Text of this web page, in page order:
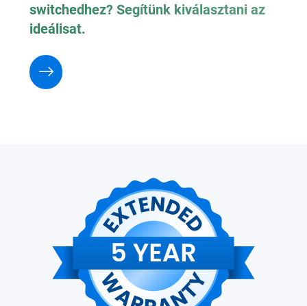
switchedhez? Segítünk kiválasztani az
ideálisat.